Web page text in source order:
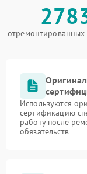
отремонтированных
Используются
сертификацию
работу после
обязательств